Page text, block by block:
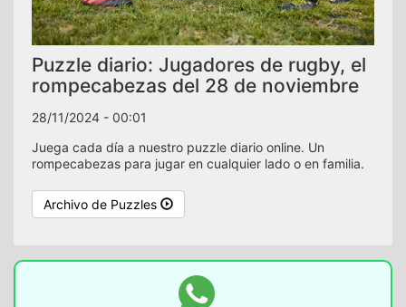
Puzzle diario: Jugadores de rugby, el
rompecabezas del 28 de noviembre
28/11/2024 - 00:01
Juega cada día a nuestro puzzle diario online. Un
rompecabezas para jugar en cualquier lado o en familia.
Archivo de Puzzles